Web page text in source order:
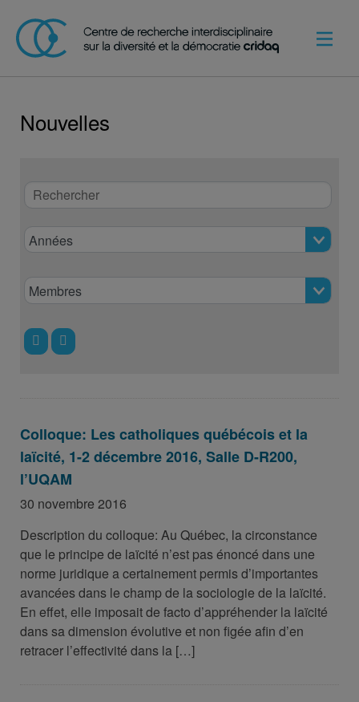
Nouvelles
Rechercher
Années
Membres
Colloque: Les catholiques québécois et la
laïcité, 1-2 décembre 2016, Salle D-R200,
l’UQAM
30 novembre 2016
Description du colloque: Au Québec, la circonstance
que le principe de laïcité n’est pas énoncé dans une
norme juridique a certainement permis d’importantes
avancées dans le champ de la sociologie de la laïcité.
En effet, elle imposait de facto d’appréhender la laïcité
dans sa dimension évolutive et non figée afin d’en
retracer l’effectivité dans la […]